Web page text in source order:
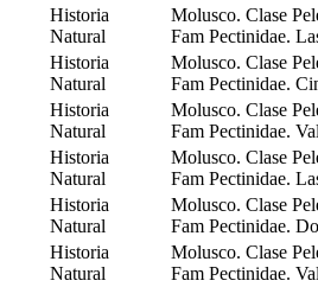
Historia
Natural
Molusco. Clase
Fam Pectinidae.
Historia
Natural
Molusco. Clase
Fam Pectinidae.
Historia
Natural
Molusco. Clase
Fam Pectinidae.
Historia
Natural
Molusco. Clase
Fam Pectinidae.
Historia
Natural
Molusco. Clase
Fam Pectinidae.
Historia
Natural
Molusco. Clase
Fam Pectinidae.